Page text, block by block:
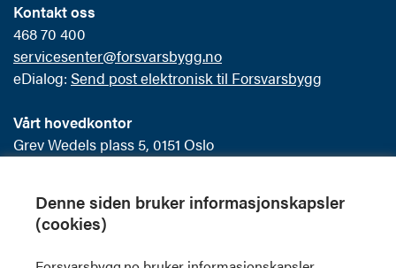
Denne siden bruker informasjonskapsler
(cookies)
Kontakt oss
468 70 400
servicesenter@forsvarsbygg.no
eDialog: Send post elektronisk til Forsvarsbygg
Vårt hovedkontor
Grev Wedels plass 5, 0151 Oslo